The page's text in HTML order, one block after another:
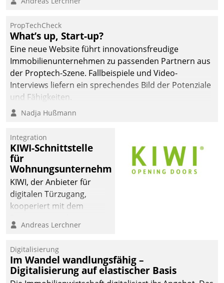
PropTechCheck
What’s up, Start-up?
Eine neue Website führt innovationsfreudige
Immobilienunternehmen zu passenden Partnern aus
der Proptech-Szene. Fallbeispiele und Video-
Interviews liefern ein sprechendes Bild der Potenziale
und Fähigkeiten.
Nadja Hußmann
Integration
KIWI-Schnittstelle
für
Wohnungsunternehmen
KIWI, der Anbieter für
digitalen Türzugang,
kooperiert mit dem
Softwareentwicklungshaus
Andreas Lerchner
Digitalisierung
Im Wandel wandlungsfähig –
Digitalisierung auf elastischer Basis